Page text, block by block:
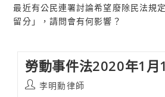
最近有公民連署討論希望廢除民法規
留分」，請問會有何影響？
勞動事件法2020年1月
Post李明勳律師